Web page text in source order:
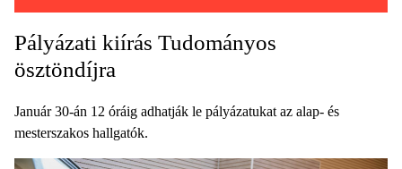
Pályázati kiírás Tudományos
ösztöndíjra
Január 30-án 12 óráig adhatják le pályázatukat az alap- és
mesterszakos hallgatók.